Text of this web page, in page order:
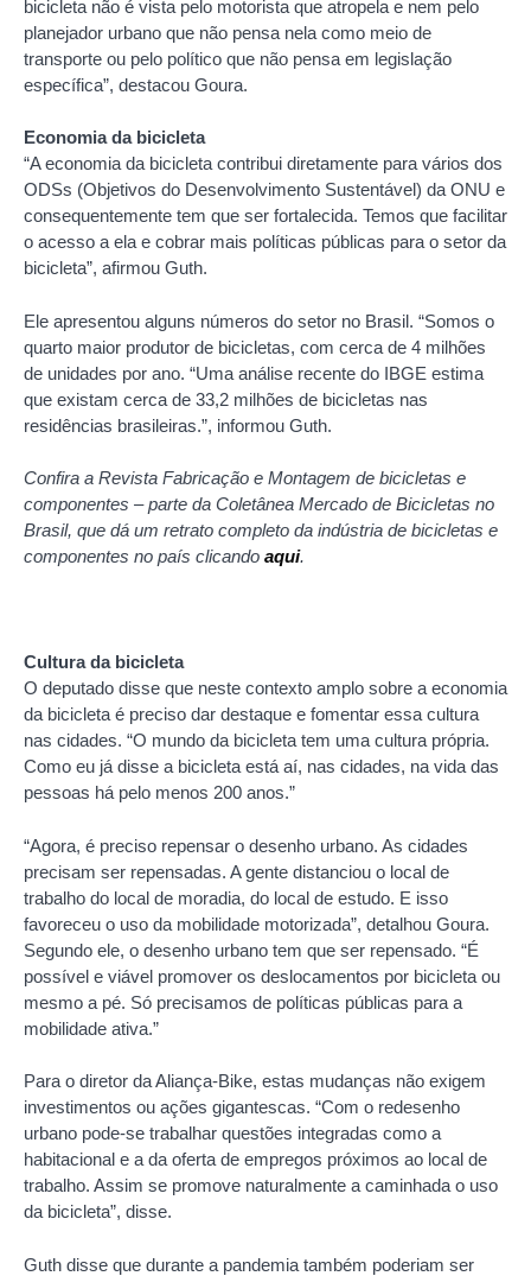
bicicleta não é vista pelo motorista que atropela e nem pelo
planejador urbano que não pensa nela como meio de
transporte ou pelo político que não pensa em legislação
específica”, destacou Goura.
Economia da bicicleta
“A economia da bicicleta contribui diretamente para vários dos
ODSs (Objetivos do Desenvolvimento Sustentável) da ONU e
consequentemente tem que ser fortalecida. Temos que facilitar
o acesso a ela e cobrar mais políticas públicas para o setor da
bicicleta”, afirmou Guth.
Ele apresentou alguns números do setor no Brasil. “Somos o
quarto maior produtor de bicicletas, com cerca de 4 milhões
de unidades por ano. “Uma análise recente do IBGE estima
que existam cerca de 33,2 milhões de bicicletas nas
residências brasileiras.”, informou Guth.
Confira a Revista Fabricação e Montagem de bicicletas e
componentes – parte da Coletânea Mercado de Bicicletas no
Brasil, que dá um retrato completo da indústria de bicicletas e
componentes no país clicando aqui.
Cultura da bicicleta
O deputado disse que neste contexto amplo sobre a economia
da bicicleta é preciso dar destaque e fomentar essa cultura
nas cidades. “O mundo da bicicleta tem uma cultura própria.
Como eu já disse a bicicleta está aí, nas cidades, na vida das
pessoas há pelo menos 200 anos.”
“Agora, é preciso repensar o desenho urbano. As cidades
precisam ser repensadas. A gente distanciou o local de
trabalho do local de moradia, do local de estudo. E isso
favoreceu o uso da mobilidade motorizada”, detalhou Goura.
Segundo ele, o desenho urbano tem que ser repensado. “É
possível e viável promover os deslocamentos por bicicleta ou
mesmo a pé. Só precisamos de políticas públicas para a
mobilidade ativa.”
Para o diretor da Aliança-Bike, estas mudanças não exigem
investimentos ou ações gigantescas. “Com o redesenho
urbano pode-se trabalhar questões integradas como a
habitacional e a da oferta de empregos próximos ao local de
trabalho. Assim se promove naturalmente a caminhada o uso
da bicicleta”, disse.
Guth disse que durante a pandemia também poderiam ser